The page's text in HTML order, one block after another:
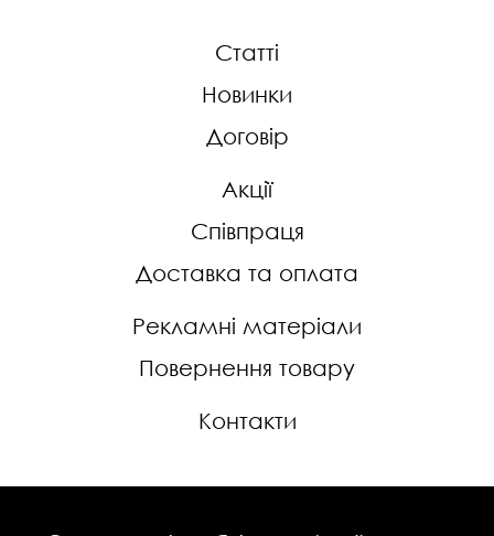
Статті
Новинки
Договір
Акції
Співпраця
Доставка та оплата
Рекламні матеріали
Повернення товару
Контакти